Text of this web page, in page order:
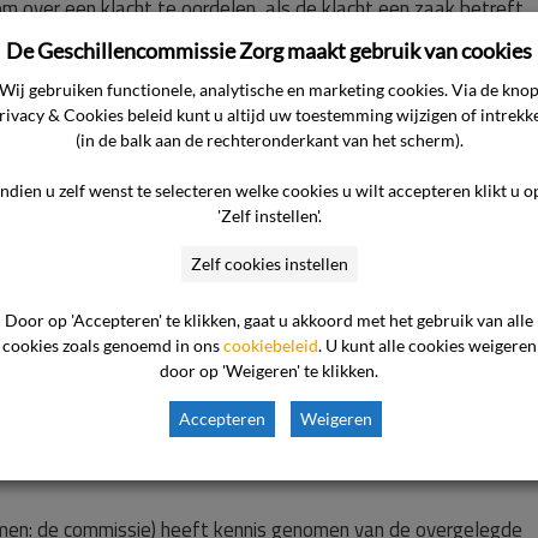
over een klacht te oordelen, als de klacht een zaak betreft
de Algemene wet bestuursrecht (Awb) geldt. De
om een vervoersvoorziening valt onder de
in zijn klacht.
de commissie) heeft kennis genomen van de overgelegde
De Geschillencommissie Zorg maakt gebruik van cookies
Wij gebruiken functionele, analytische en marketing cookies. Via de knop
& Cookies beleid kunt u altijd uw toestemming wijzigen of
(in de balk aan de rechteronderkant van het scherm).
u zelf wenst te selecteren welke cookies u wilt accepteren klikt u
'Zelf instellen'.
Zelf cookies instellen
Door op 'Accepteren' te klikken, gaat u akkoord met het gebruik van alle
cookies zoals genoemd in onscookiebeleid. U kunt alle cookies weigeren
door op 'Weigeren' te klikken.
Accepteren Weigeren